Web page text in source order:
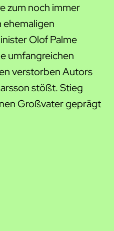
zum noch immer
ehemaligen
Olof Palme
umfangreichen
verstorben Autors
stößt. Stieg
Großvater geprägt